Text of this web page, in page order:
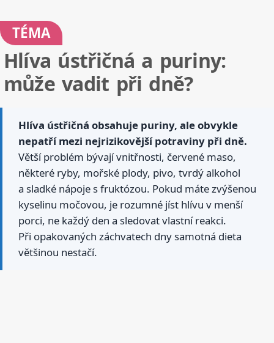
TÉMA
Hlíva ústřičná a puriny:
může vadit při dně?
Hlíva ústřičná obsahuje puriny, ale obvykle
nepatří mezi nejrizikovější potraviny při dně.
Větší problém bývají vnitřnosti, červené maso,
některé ryby, mořské plody, pivo, tvrdý alkohol
a sladké nápoje s fruktózou. Pokud máte zvýšenou
kyselinu močovou, je rozumné jíst hlívu v menší
porci, ne každý den a sledovat vlastní reakci.
Při opakovaných záchvatech dny samotná dieta
většinou nestačí.